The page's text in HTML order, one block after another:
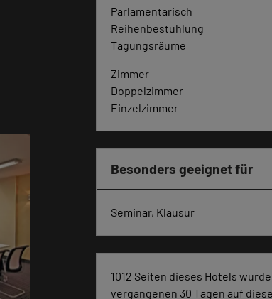
Parlamentarisch
Reihenbestuhlung
Tagungsräume
Zimmer
Doppelzimmer
Einzelzimmer
Besonders geeignet für
Seminar, Klausur
1012 Seiten dieses Hotels
vergangenen 30 Tagen auf